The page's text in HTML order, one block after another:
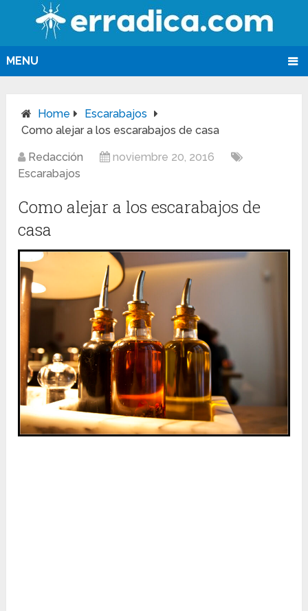
MENU
Home
Escarabajos
Como alejar a los escarabajos de casa
Redacción
noviembre 20, 2016
Escarabajos
Como alejar a los escarabajos de
casa